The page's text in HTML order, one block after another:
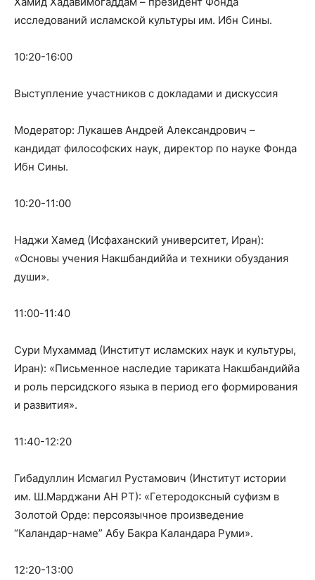
исследований исламской культуры им. Ибн Сины.
10:20-16:00
Выступление участников с докладами и дискуссия
Модератор: Лукашев Андрей Александрович –
кандидат философских наук, директор по науке Фонда
Ибн Сины.
10:20-11:00
Наджи Хамед (Исфаханский университет, Иран):
«Основы учения Накшбандиййа и техники обуздания
души».
11:00-11:40
Сури Мухаммад (Институт исламских наук и культуры,
Иран): «Письменное наследие тариката Накшбандиййа
и роль персидского языка в период его формирования
и развития».
11:40-12:20
Гибадуллин Исмагил Рустамович (Институт истории
им. Ш.Марджани АН РТ): «Гетеродоксный суфизм в
Золотой Орде: персоязычное произведение
“Каландар-наме” Абу Бакра Каландара Руми».
12:20-13:00